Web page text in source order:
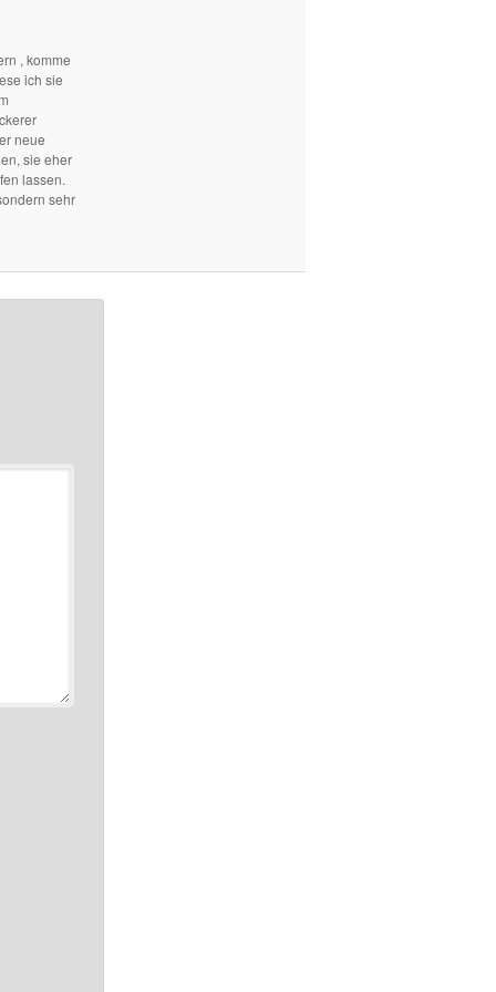
, komme
ich sie
neue
sie eher
lassen.
sehr